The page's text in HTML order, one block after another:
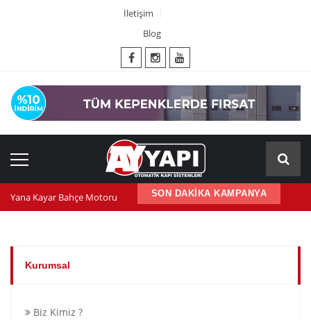
İletişim
Blog
SON DAKİKA KAMPANYA
Yana Kayar Bahçe Motoru
Kurumsal
Biz Kimiz ?